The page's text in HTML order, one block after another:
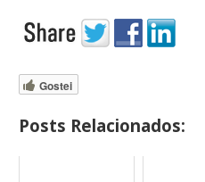
Gostei
Posts Relacionados: